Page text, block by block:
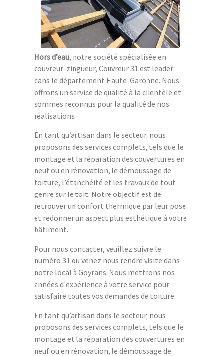
Hors d’eau, notre société spécialisée en
couvreur-zingueur, Couvreur 31 est leader
dans le département Haute-Garonne. Nous
offrons un service de qualité à la clientèle et
sommes reconnus pour la qualité de nos
réalisations.
En tant qu’artisan dans le secteur, nous
proposons des services complets, tels que le
montage et la réparation des couvertures en
neuf ou en rénovation, le démoussage de
toiture, l’étanchéité et les travaux de tout
genre sur le toit. Notre objectif est de
retrouver un confort thermique par leur pose
et redonner un aspect plus esthétique à votre
bâtiment.
Pour nous contacter, veuillez suivre le
numéro 31 ou venez nous rendre visite dans
notre local à Goyrans. Nous mettrons nos
années d'expérience à votre service pour
satisfaire toutes vos demandes de toiture.
En tant qu’artisan dans le secteur, nous
proposons des services complets, tels que le
montage et la réparation des couvertures en
neuf ou en rénovation, le démoussage de